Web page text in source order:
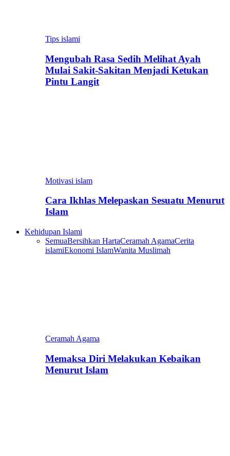
Tips islami
Mengubah Rasa Sedih Melihat Ayah
Mulai Sakit-Sakitan Menjadi Ketukan
Pintu Langit
Motivasi islam
Cara Ikhlas Melepaskan Sesuatu Menurut
Islam
Kehidupan Islami
SemuaBersihkan HartaCeramah AgamaCerita
islamiEkonomi IslamWanita Muslimah
Ceramah Agama
Memaksa Diri Melakukan Kebaikan
Menurut Islam